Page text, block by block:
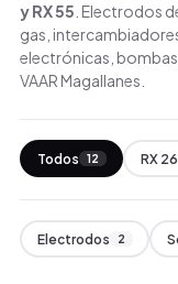
y RX 55 . Electrodos
gas,
electrónicas,
VAAR Magallanes.
Todos 12 RX 26
Electrodos 2